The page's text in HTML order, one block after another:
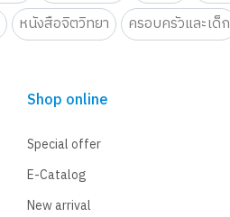
หนังสือจิตวิทยา ครอบครัวและเด็ก
Shop online
Special offer
E-Catalog
New arrival